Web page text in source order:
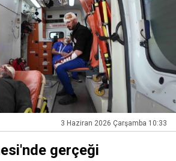
3 Haziran 2026 Çarşamba 10:33
gerçeği